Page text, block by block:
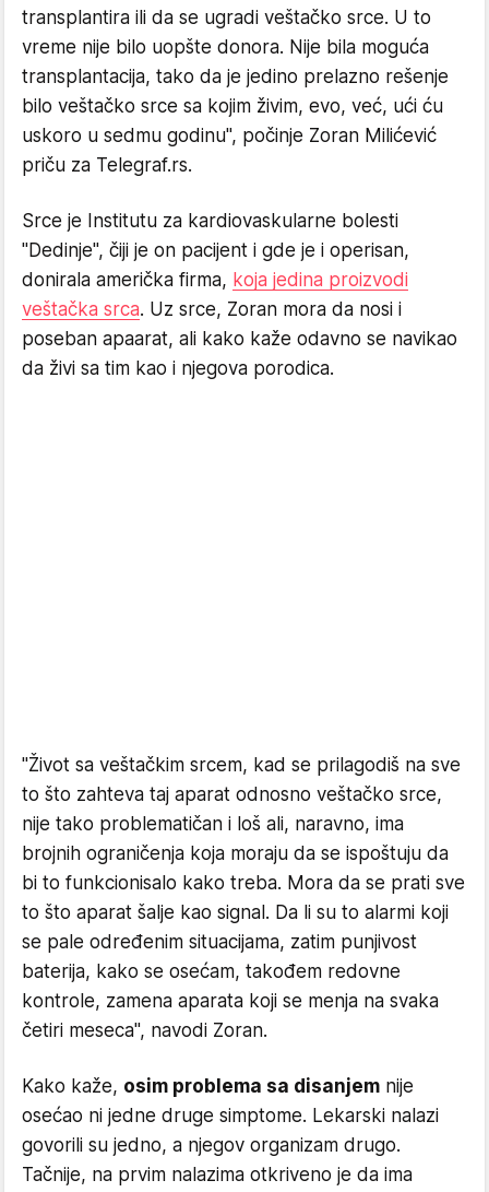
transplantira ili da se ugradi veštačko srce. U to
vreme nije bilo uopšte donora. Nije bila moguća
transplantacija, tako da je jedino prelazno rešenje
bilo veštačko srce sa kojim živim, evo, već, ući ću
uskoro u sedmu godinu", počinje Zoran Milićević
priču za Telegraf.rs.
Srce je Institutu za kardiovaskularne bolesti
"Dedinje", čiji je on pacijent i gde je i operisan,
donirala američka firma, koja jedina proizvodi
veštačka srca. Uz srce, Zoran mora da nosi i
poseban apaarat, ali kako kaže odavno se navikao
da živi sa tim kao i njegova porodica.
"Život sa veštačkim srcem, kad se prilagodiš na sve
to što zahteva taj aparat odnosno veštačko srce,
nije tako problematičan i loš ali, naravno, ima
brojnih ograničenja koja moraju da se ispoštuju da
bi to funkcionisalo kako treba. Mora da se prati sve
to što aparat šalje kao signal. Da li su to alarmi koji
se pale određenim situacijama, zatim punjivost
baterija, kako se osećam, takođem redovne
kontrole, zamena aparata koji se menja na svaka
četiri meseca", navodi Zoran.
Kako kaže, osim problema sa disanjem nije
osećao ni jedne druge simptome. Lekarski nalazi
govorili su jedno, a njegov organizam drugo.
Tačnije, na prvim nalazima otkriveno je da ima